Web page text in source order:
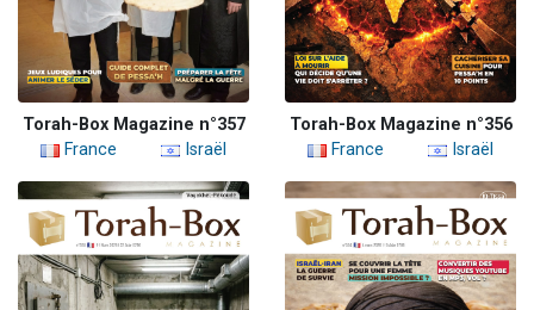
Torah-Box Magazine n°357
France
Israël
Torah-Box Magazine n°356
France
Israël